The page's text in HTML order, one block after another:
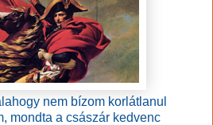
nem bízom korlátlanul
mondta a császár kedvenc